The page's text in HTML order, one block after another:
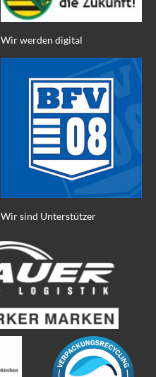
Wir werden digital
Wir sind Unterstützer